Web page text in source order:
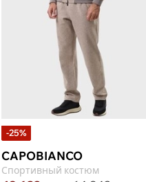
-25%
CAPOBIANCO
Спортивный костюм